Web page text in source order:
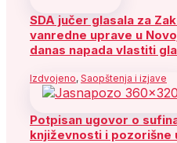
SDA jučer glasala za
vanredne uprave u
danas napada vlastiti
Izdvojeno, Saopštenja i izjave
Potpisan ugovor o
književnosti i pozorišne